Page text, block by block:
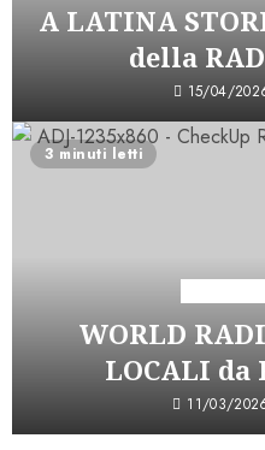
A LATINA
della
15/04/
3 minuti letti
WORLD
LOCALI da
11/03/